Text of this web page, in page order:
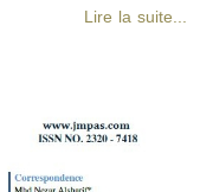
Lire la suite...